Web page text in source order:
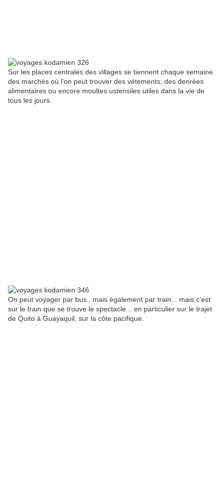
Sur les places centrales des villages se tiennent chaque semaine
des marchés où l'on peut trouver des vétements, des denrées
alimentaires ou encore moultes ustensiles utiles dans la vie de
tous les jours.
On peut voyager par bus , mais également par train... mais c'est
sur le train que se trouve le spectacle ...en particulier sur le trajet
de Quito à Guayaquil, sur la côte pacifique.